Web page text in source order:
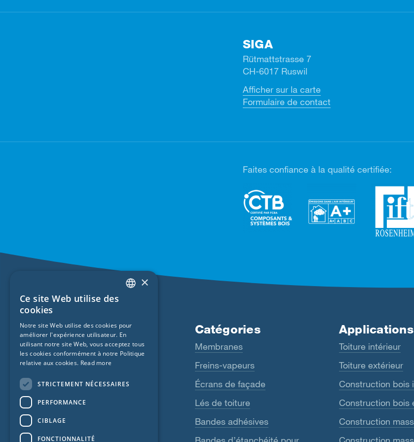
SIGA
Rütmattstrasse 7
CH-6017 Ruswil
Afficher sur la carte
Formulaire de contact
Faites confiance à la qualité certifiée:
Produits
Fentrim
Majrex
Majcoat
Wigluv
Sicrall
Catégories
Membranes
Freins-vapeurs
Écrans de façade
Lés de toiture
Bandes adhésives
Applications
Toiture intérieur
Toiture extérieur
Construction bois
Construction bois
Construction
ENGLISH
FRENCH
CZECH
LATVIAN
×
Ce site Web utilise des
cookies
Notre site Web utilise des cookies pour
améliorer l'expérience utilisateur. En
utilisant notre site Web, vous acceptez tous
les cookies conformément à notre Politique
relative aux cookies. Read more
STRICTEMENT NÉCESSAIRES
PERFORMANCE
CIBLAGE
FONCTIONNALITÉ